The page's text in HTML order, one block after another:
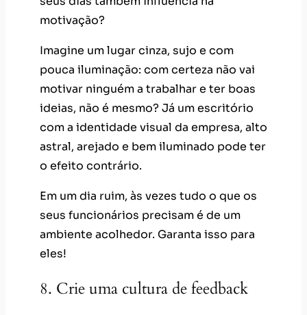
motivação?
Imagine um lugar cinza, sujo e com
pouca iluminação: com certeza não vai
motivar ninguém a trabalhar e ter boas
ideias, não é mesmo? Já um escritório
com a identidade visual da empresa, alto
astral, arejado e bem iluminado pode ter
o efeito contrário.
Em um dia ruim, às vezes tudo o que os
seus funcionários precisam é de um
ambiente acolhedor. Garanta isso para
eles!
8. Crie uma cultura de feedback